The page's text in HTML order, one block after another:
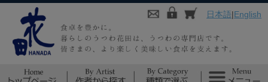
日本語|English